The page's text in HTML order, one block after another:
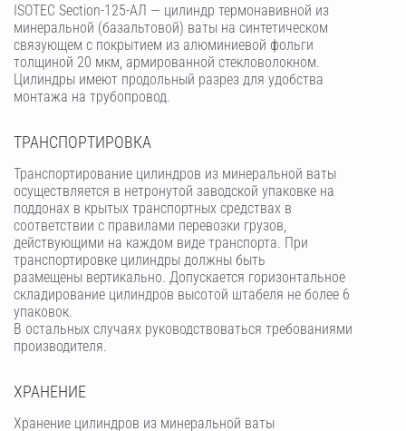
ISOTEC Section-125-АЛ — цилиндр термонавивной из
минеральной (базальтовой) ваты на синтетическом
связующем с покрытием из алюминиевой фольги
толщиной 20 мкм, армированной стекловолокном.
Цилиндры имеют продольный разрез для удобства
монтажа на трубопровод.
ТРАНСПОРТИРОВКА
Транспортирование цилиндров из минеральной ваты
осуществляется в нетронутой заводской упаковке на
поддонах в крытых транспортных средствах в
соответствии с правилами перевозки грузов,
действующими на каждом виде транспорта. При
транспортировке цилиндры должны быть
размещены вертикально. Допускается горизонтальное
складирование цилиндров высотой штабеля не более 6
упаковок.
В остальных случаях руководствоваться требованиями
производителя.
ХРАНЕНИЕ
Хранение цилиндров из минеральной ваты